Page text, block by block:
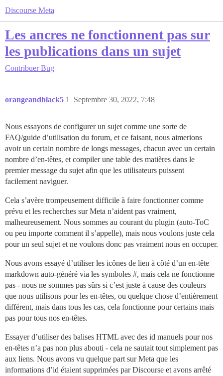
Discourse Meta
Les ancres ne fonctionnent pas sur
les publications dans un sujet
Contribuer Bug
orangeandblack5 Septembre 30, 2022, 7:48
1
Nous essayons de configurer un sujet comme une sorte de
FAQ/guide d’utilisation du forum, et ce faisant, nous aimerions
avoir un certain nombre de longs messages, chacun avec un certain
nombre d’en-têtes, et compiler une table des matières dans le
premier message du sujet afin que les utilisateurs puissent
facilement naviguer.
Cela s’avère trompeusement difficile à faire fonctionner comme
prévu et les recherches sur Meta n’aident pas vraiment,
malheureusement. Nous sommes au courant du plugin (auto-ToC
ou peu importe comment il s’appelle), mais nous voulons juste cela
pour un seul sujet et ne voulons donc pas vraiment nous en occuper.
Nous avons essayé d’utiliser les icônes de lien à côté d’un en-tête
markdown auto-généré via les symboles #, mais cela ne fonctionne
pas - nous ne sommes pas sûrs si c’est juste à cause des couleurs
que nous utilisons pour les en-têtes, ou quelque chose d’entièrement
différent, mais dans tous les cas, cela fonctionne pour certains mais
pas pour tous nos en-têtes.
Essayer d’utiliser des balises HTML avec des id manuels pour nos
en-têtes n’a pas non plus abouti - cela ne sautait tout simplement pas
aux liens. Nous avons vu quelque part sur Meta que les
informations d’id étaient supprimées par Discourse et avons arrêté